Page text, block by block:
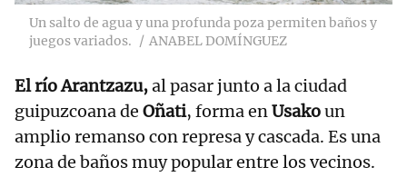
Un salto de agua y una profunda poza permiten baños y
juegos variados.
ANABEL DOMÍNGUEZ
El río Arantzazu,al pasar junto a la ciudad
guipuzcoana de Oñati, forma enUsakoun
amplio remanso con represa y cascada. Es una
zona de baños muy popular entre los vecinos.